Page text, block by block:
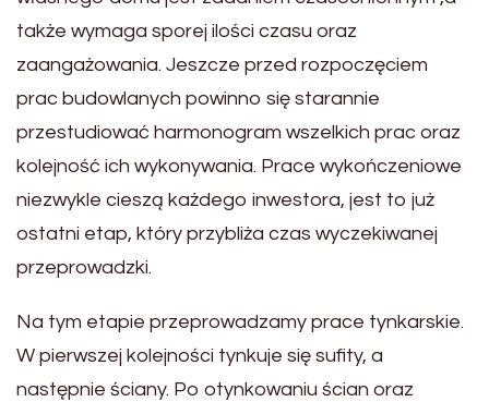
także wymaga sporej ilości czasu oraz
zaangażowania. Jeszcze przed rozpoczęciem
prac budowlanych powinno się starannie
przestudiować harmonogram wszelkich prac oraz
kolejność ich wykonywania. Prace wykończeniowe
niezwykle cieszą każdego inwestora, jest to już
ostatni etap, który przybliża czas wyczekiwanej
przeprowadzki.
Na tym etapie przeprowadzamy prace tynkarskie.
W pierwszej kolejności tynkuje się sufity, a
następnie ściany. Po otynkowaniu ścian oraz